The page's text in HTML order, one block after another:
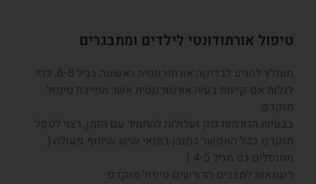
אורתודונטי לילדים ומתבגרים
מומלץ להגיע לבדיקה אורתודונטית ראשונה בגיל 6-8, כדי
אם קיימת בעיה אורטודונטית אשר מחייבת טיפול
הגורמות נזק ועלולות להחמיר עם הזמן, רצוי לטפל
ככל האפשר כמובן בתנאי שיש שיתוף פעולה (
גם מגיל 4-5 ).
למצבים הדורשים טיפול מוקדם: